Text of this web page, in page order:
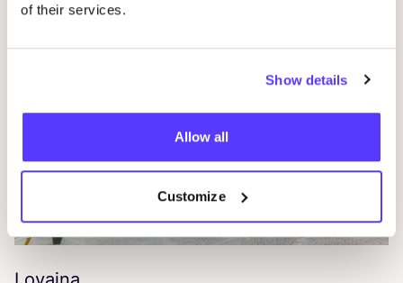
of their services.
Show details
Allow all
Customize